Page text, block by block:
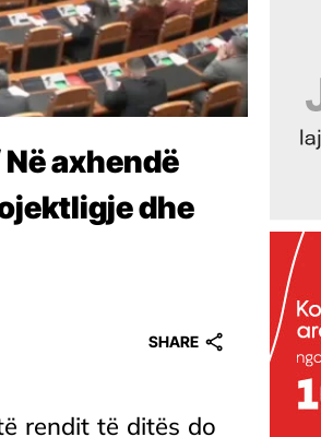
axhendë
dhe
SHARE
rendit të ditës do